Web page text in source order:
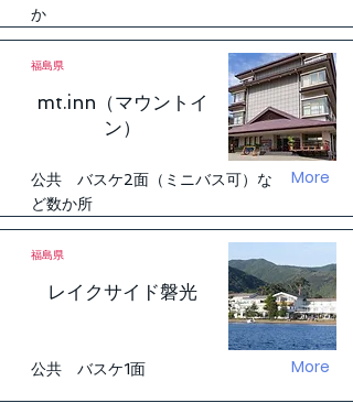
か
福島県
mt.inn（マウントイ
ン）
公共 バスケ2面（ミニバス可）な
ど数か所
More
福島県
レイクサイド磐光
公共 バスケ1面 More